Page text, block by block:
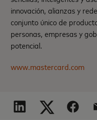
innovación, alianzas y
conjunto único de
personas, empresas y
potencial.
www.mastercard.com